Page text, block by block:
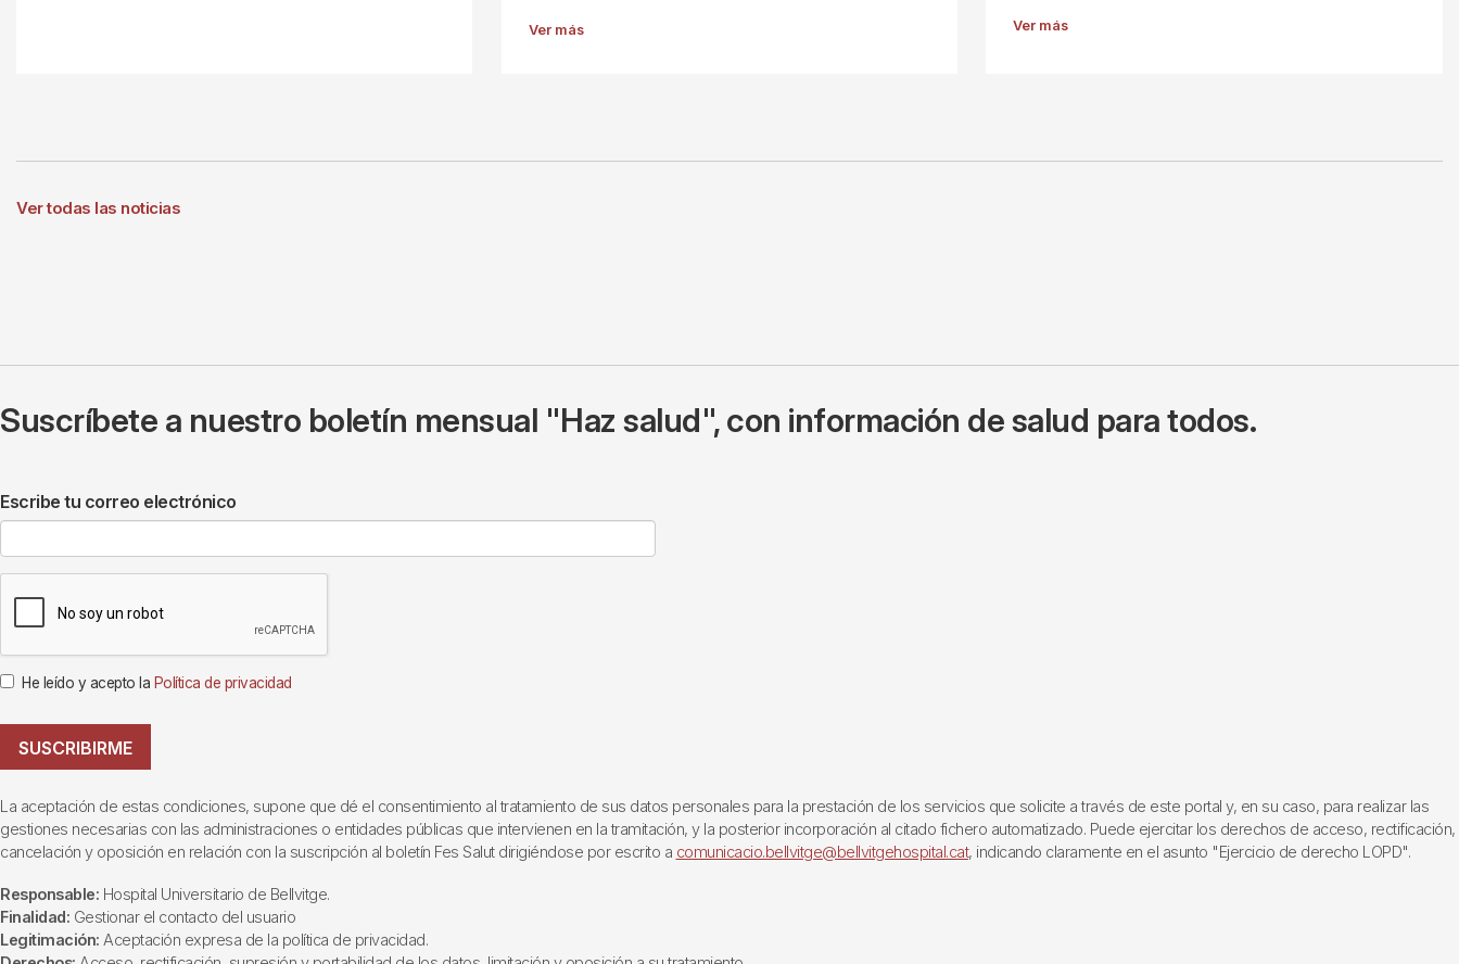
Ver más Ver más
Ver todas las noticias
Suscríbete a nuestro boletín mensual "Haz salud", con información de salud para todos.
Escribe tu correo electrónico
He leído y acepto la Política de privacidad
SUSCRIBIRME
La aceptación de estas condiciones, supone que dé el consentimiento al tratamiento de sus datos personales para la prestación de los servicios que solicite a través de este portal y, en su caso, para realizar las
gestiones necesarias con las administraciones o entidades públicas que intervienen en la tramitación, y la posterior incorporación al citado fichero automatizado. Puede ejercitar los derechos de acceso, rectificación,
cancelación y oposición en relación con la suscripción al boletín Fes Salut dirigiéndose por escrito a comunicacio.bellvitge@bellvitgehospital.cat, indicando claramente en el asunto "Ejercicio de derecho LOPD".
Responsable: Hospital Universitario de Bellvitge.
Finalidad: Gestionar el contacto del usuario
Legitimación: Aceptación expresa de la política de privacidad.